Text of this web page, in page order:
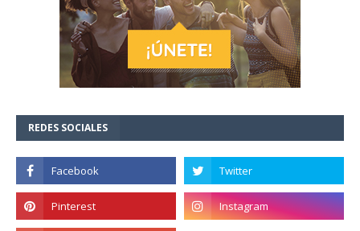
REDES SOCIALES